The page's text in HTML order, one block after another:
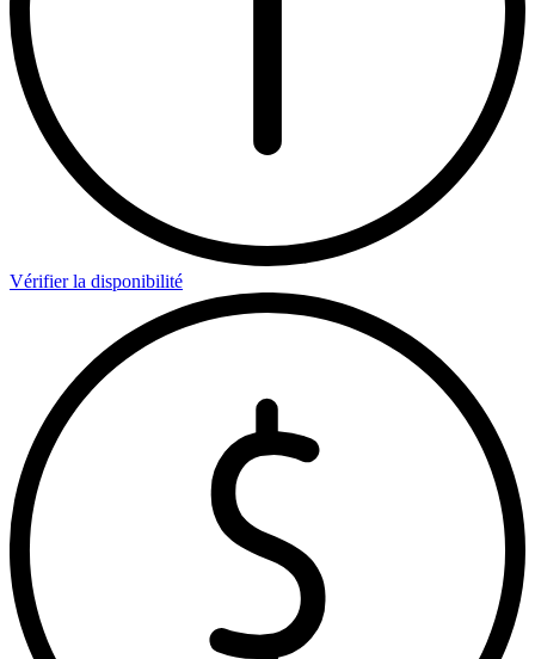
Vérifier la disponibilité